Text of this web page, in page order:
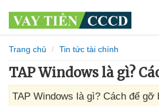
Trang chủ Tin tức tài chính
TAP Windows là gì?
TAP Windows là gì? Cách để gỡ